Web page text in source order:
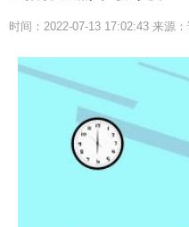
时间：2022-07-13 17:02:43 来源